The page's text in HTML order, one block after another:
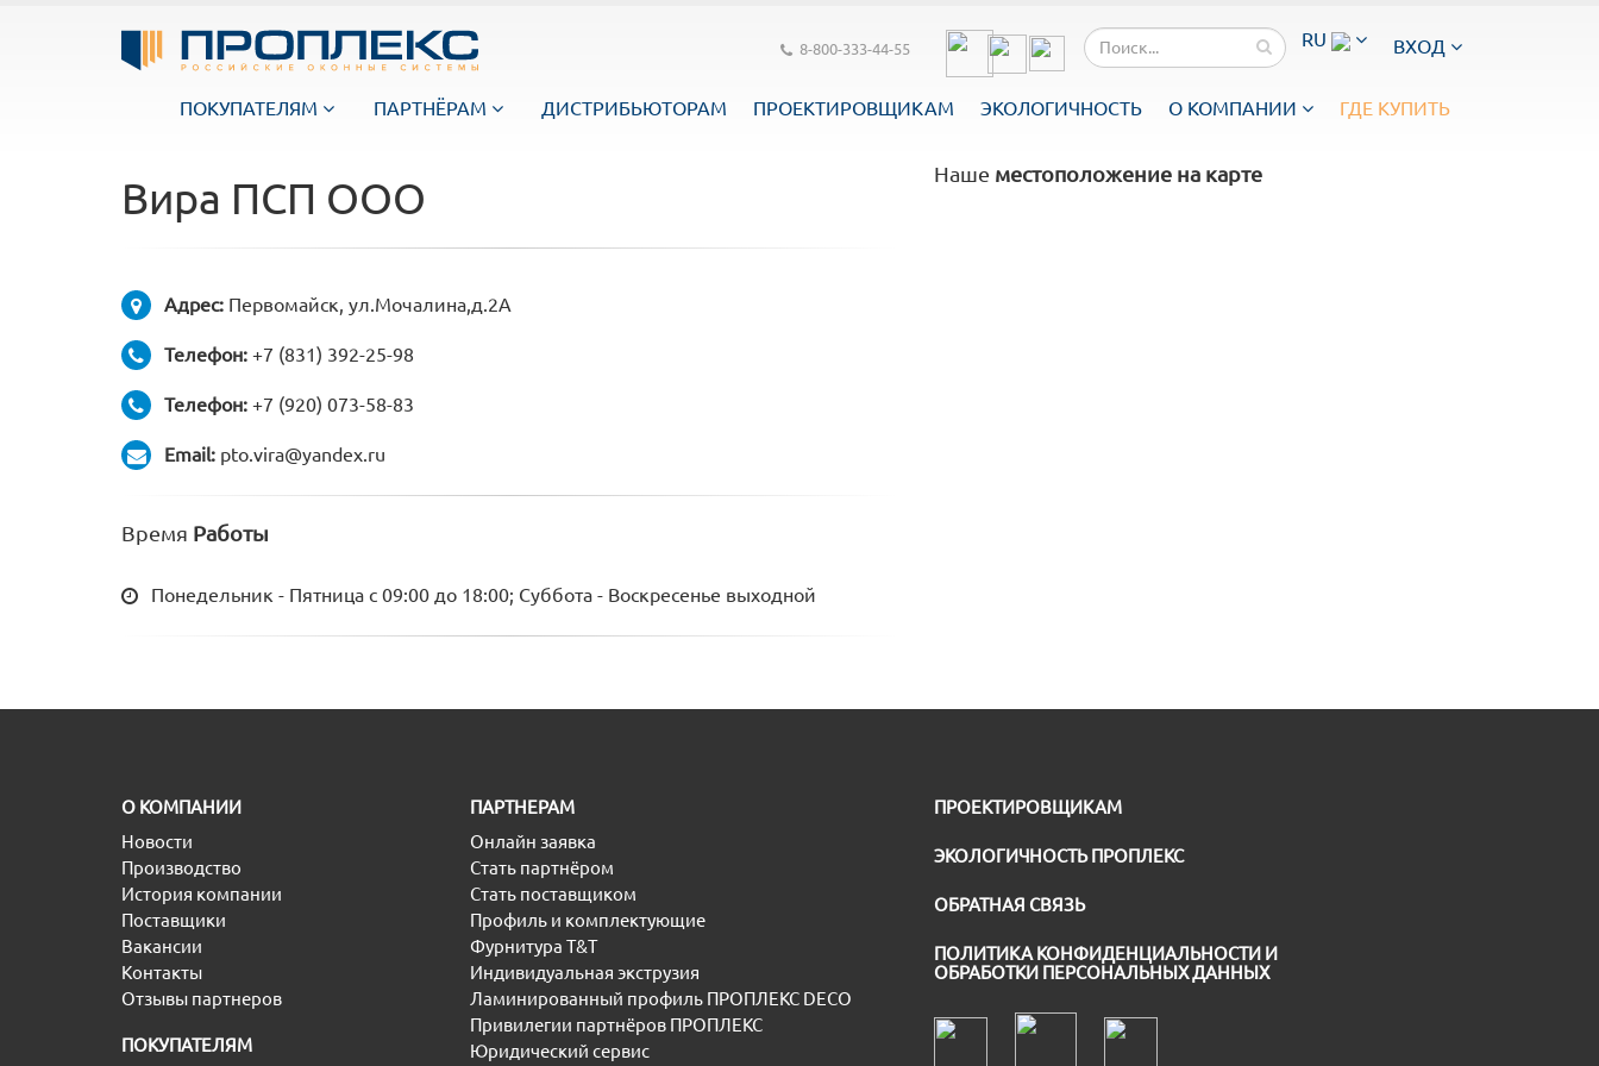
RU ВХОД
8-800-333-44-55
ПОКУПАТЕЛЯМ ПАРТНЁРАМ ДИСТРИБЬЮТОРАМ ПРОЕКТИРОВЩИКАМ ЭКОЛОГИЧНОСТЬ О КОМПАНИИ ГДЕ КУПИТЬ
Вира ПСП ООО
Адрес: Первомайск, ул.Мочалина,д.2А
Телефон: +7 (831) 392-25-98
Телефон: +7 (920) 073-58-83
Email: pto.vira@yandex.ru
Время Работы
Понедельник - Пятница с 09:00 до 18:00; Суббота - Воскресенье выходной
Наше местоположение на карте
O КОМПАНИИ
Новости
Производство
История компании
Поставщики
Вакансии
Контакты
Отзывы партнеров
ПОКУПАТЕЛЯМ
ПАРТНЕРАМ
Онлайн заявка
Стать партнёром
Стать поставщиком
Профиль и комплектующие
Фурнитура T&T
Индивидуальная экструзия
Ламинированный профиль ПРОПЛЕКС DECO
Привилегии партнёров ПРОПЛЕКС
Юридический сервис
ПРОЕКТИРОВЩИКАМ
ЭКОЛОГИЧНОСТЬ ПРОПЛЕКС
ОБРАТНАЯ СВЯЗЬ
ПОЛИТИКА КОНФИДЕНЦИАЛЬНОСТИ И
ОБРАБОТКИ ПЕРСОНАЛЬНЫХ ДАННЫХ